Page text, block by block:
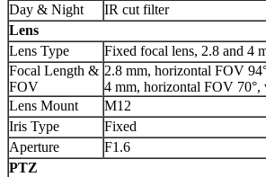
Day & Night
IR cut filter
Lens
Lens Type
Fixed focal lens, 2.8 and 4
Focal Length &
FOV
2.8 mm, horizontal FOV
4 mm, horizontal FOV
Lens Mount
M12
Iris Type
Fixed
Aperture
F1.6
PTZ